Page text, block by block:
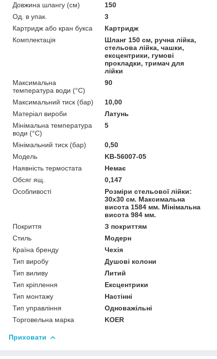
Довжина шлангу (см)
150
Од. в упак.
3
Картридж або кран букса
Картридж
Комплектація
Шланг 150 см, ручна лійка,
стельова лійка, чашки,
ексцентрики, гумові
прокладки, тримач для
лійки
Максимальна
температура води (°C)
90
Максимальний тиск (бар)
10,00
Матеріал вироби
Латунь
Мінімальна температура
води (°C)
5
Мінімальний тиск (бар)
0,50
Мoдель
KB-56007-05
Наявність термостата
Немає
Обсяг ящ.
0,147
Особливості
Розміри стельової лійки:
30х30 см. Максимальна
висота 1584 мм. Мінімальна
висота 984 мм.
Покриття
З покриттям
Стиль
Модерн
Країна бренду
Чехія
Тип виробу
Душові колони
Тип виливу
Литий
Тип кріплення
Ексцентрики
Тип монтажу
Настінні
Тип управління
Одноважільні
Торговельна марка
KOER
Приховати